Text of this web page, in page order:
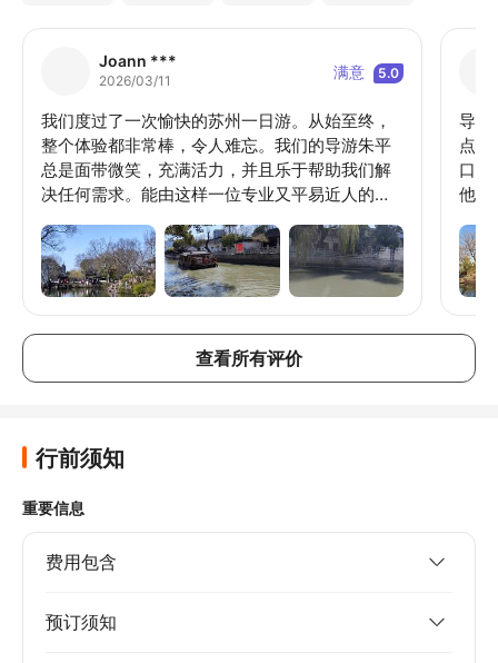
Joann ***
2026/03/11 满意 5.0
我们度过了一次愉快的苏州一日游。从始至终，
整个体验都非常棒，令人难忘。我们的导游朱平
总是面带微笑，充满活力，并且乐于帮助我们解
决任何需求。能由这样一位专业又平易近人的人
导游
点
口，
他地
拙政
40
时间
了一
查看所有评价
行前须知
重要信息
费用包含
预订须知